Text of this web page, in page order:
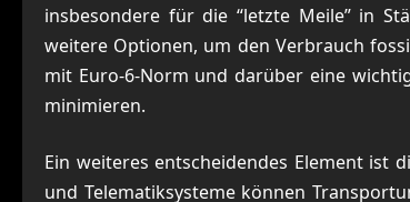
insbesondere für die “letzte Meile” in
weitere Optionen, um den Verbrauch
mit Euro-6-Norm und darüber eine
minimieren.
Ein weiteres entscheidendes Element ist
und Telematiksysteme können